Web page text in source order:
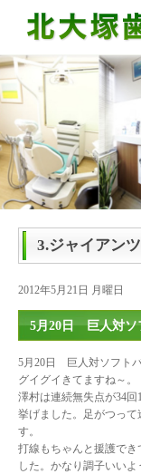
3.ジャイアン
2012年5月21日 月曜日
5月20日 巨人対ソ
5月20日 巨人対ソフト
グイグイきてますね～。
澤村は連続無失点が34
挙げました。足がつっ
す。
打線もちゃんと援護で
した。かなり調子いいよ